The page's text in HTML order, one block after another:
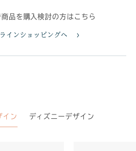
品を購入検討の方はこちら
インショッピングへ
イン ディズニーデザイン